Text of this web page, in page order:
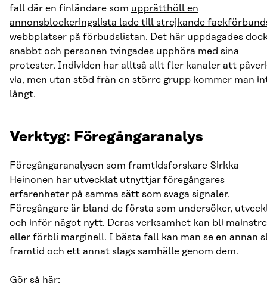
fall där en finländare som upprätthöll en
annonsblockeringslista lade till strejkande
webbplatser på förbudslistan. Det här uppdagades
snabbt och personen tvingades upphöra med sina
protester. Individen har alltså allt fler kanaler att
via, men utan stöd från en större grupp kommer man
långt.
Verktyg: Föregångaranalys
Föregångaranalysen som framtidsforskare Sirkka
Heinonen har utvecklat utnyttjar föregångares
erfarenheter på samma sätt som svaga signaler.
Föregångare är bland de första som undersöker,
och inför något nytt. Deras verksamhet kan bli
eller förbli marginell. I bästa fall kan man se en annan
framtid och ett annat slags samhälle genom dem.
Gör så här: